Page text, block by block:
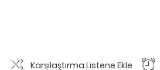
Karşılaştırma Listene Ekle